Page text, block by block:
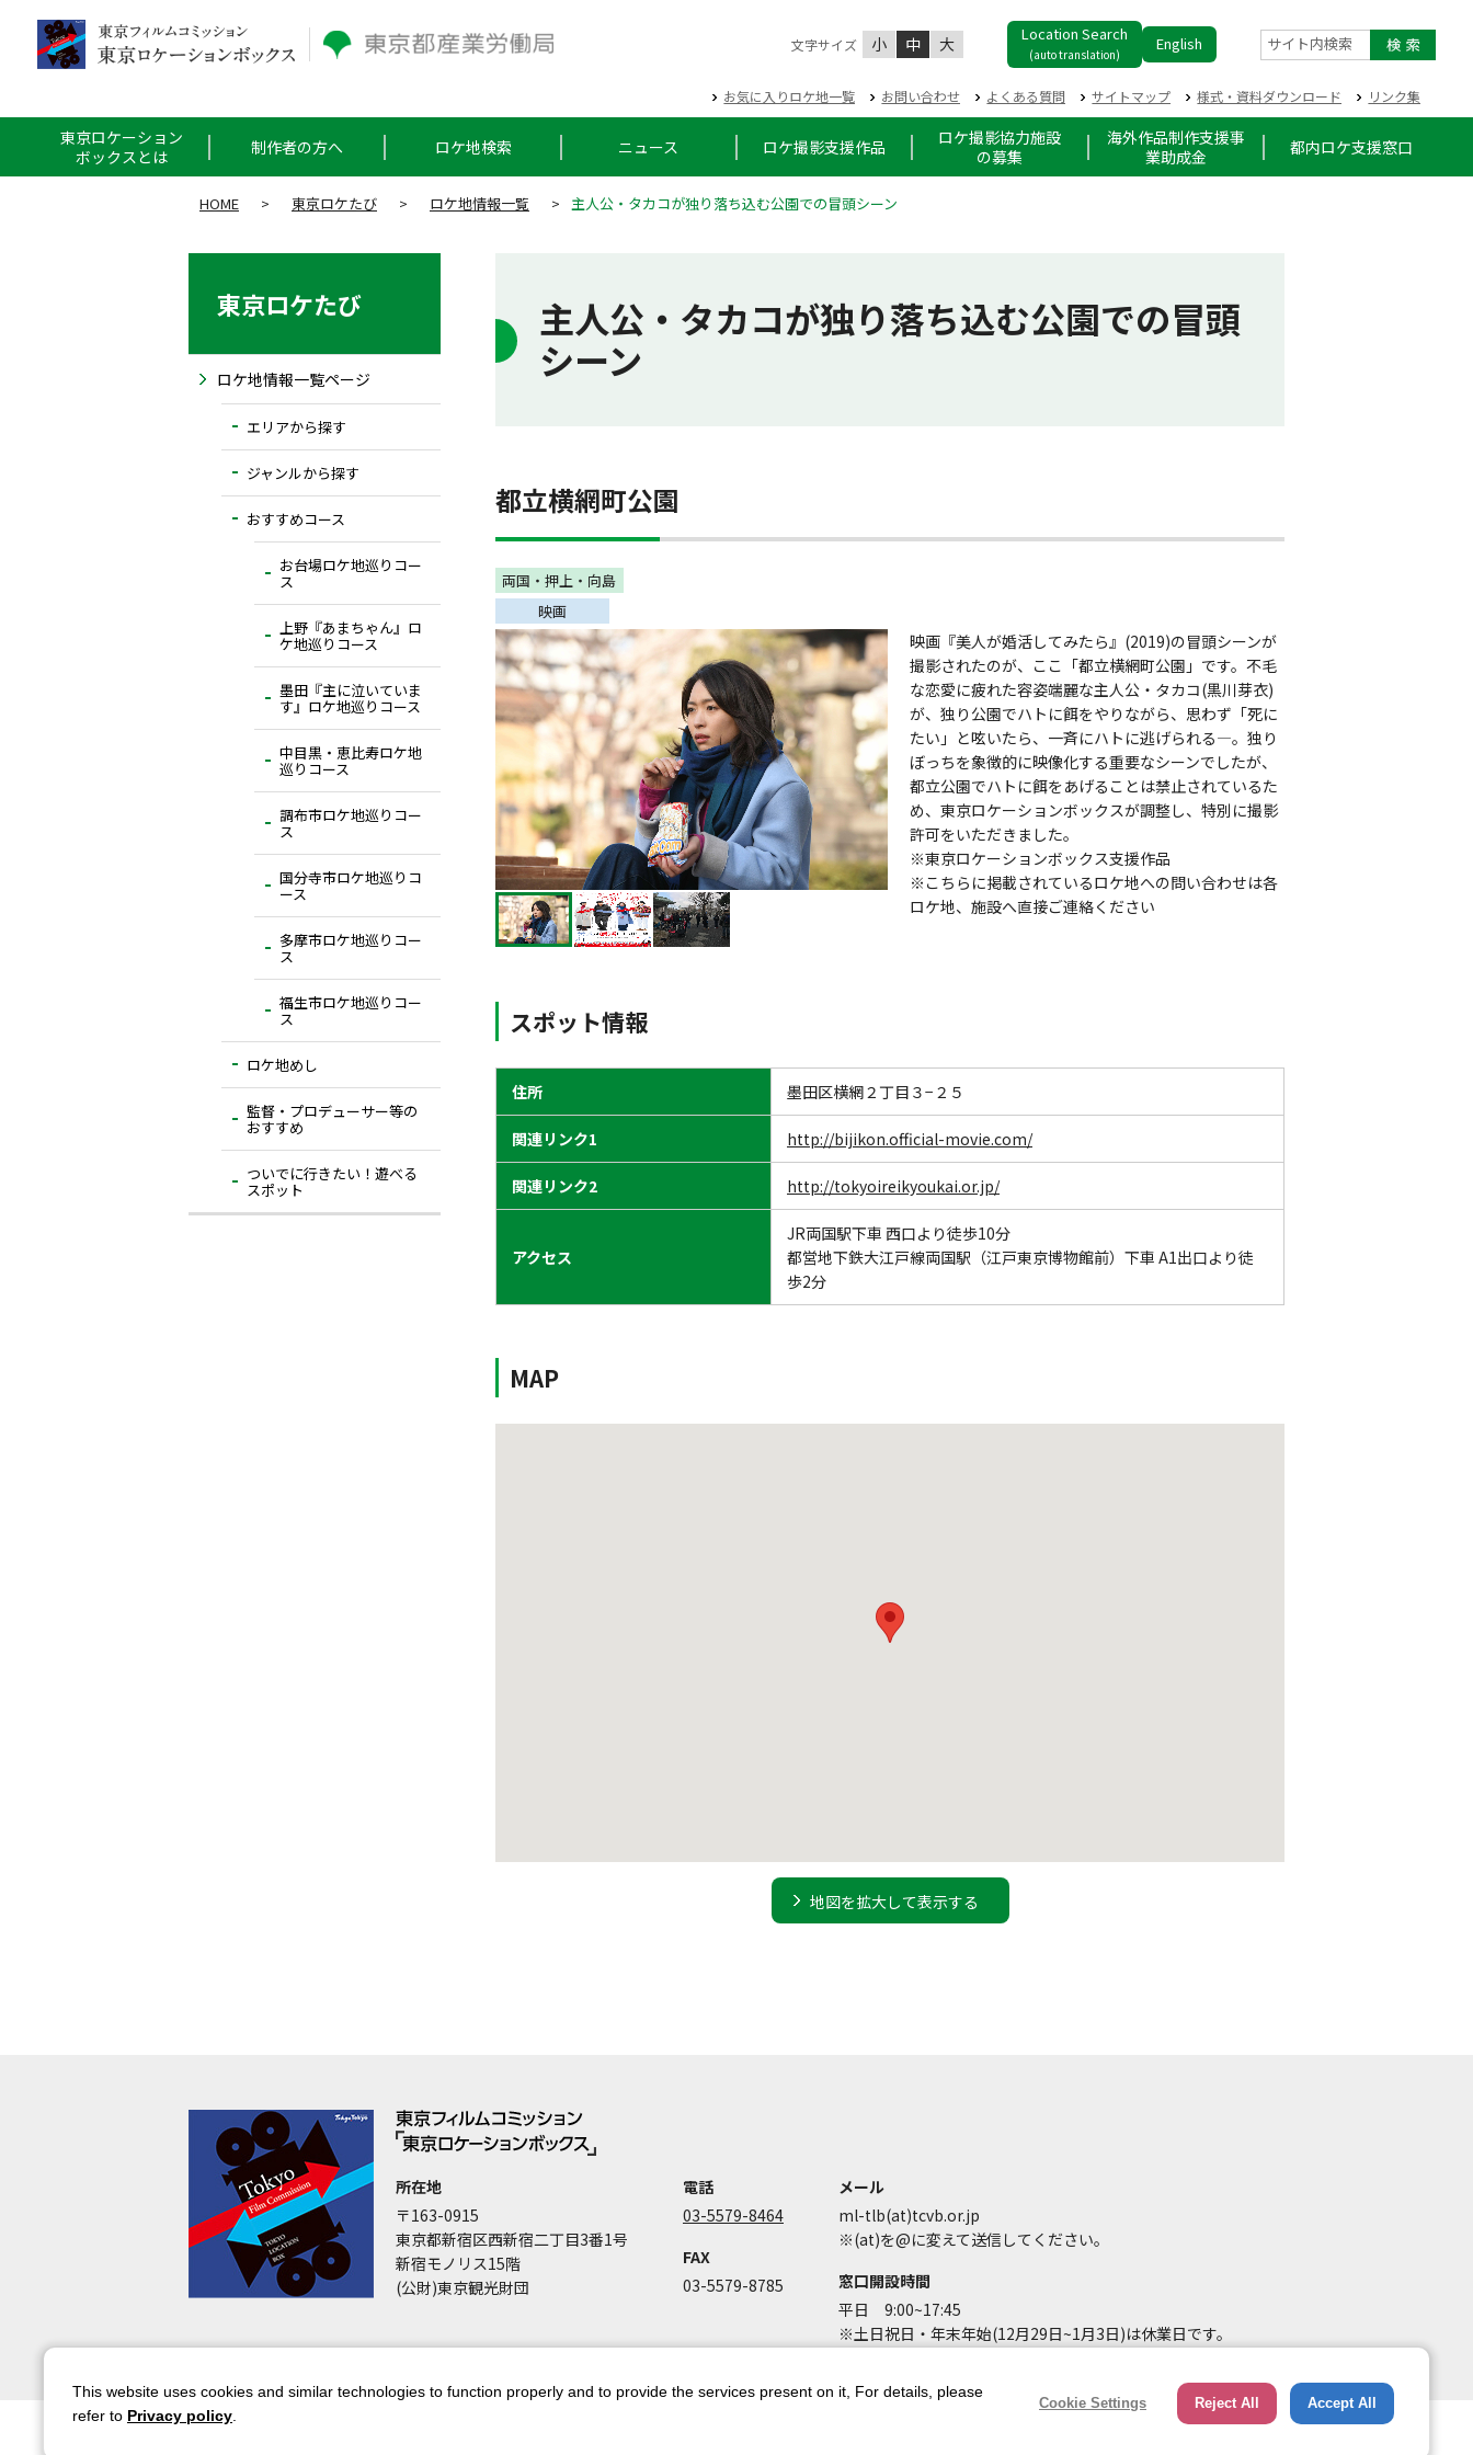
文字サイズ 小 中 大 Location Search
(auto translation)
English サイト内検索
お気に入りロケ地一覧 お問い合わせ よくある質問 サイトマップ 様式・資料ダウンロード リンク集
東京ロケーション
ボックスとは
制作者の方へ ロケ地検索 ニュース ロケ撮影支援作品
ロケ撮影協力施設
の募集
海外作品制作支援事
業助成金
都内ロケ支援窓口
HOME > 東京ロケたび > ロケ地情報一覧 > 主人公・タカコが独り落ち込む公園での冒頭シーン
主人公・タカコが独り落ち込む公園での冒頭
シーン
都立横網町公園
両国・押上・向島
映画
映画『美人が婚活してみたら』(2019)の冒頭シーンが
撮影されたのが、ここ「都立横網町公園」です。不毛
な恋愛に疲れた容姿端麗な主人公・タカコ(黒川芽衣)
が、独り公園でハトに餌をやりながら、思わず「死に
たい」と呟いたら、一斉にハトに逃げられる―。独り
ぼっちを象徴的に映像化する重要なシーンでしたが、
都立公園でハトに餌をあげることは禁止されているた
め、東京ロケーションボックスが調整し、特別に撮影
許可をいただきました。
※東京ロケーションボックス支援作品
※こちらに掲載されているロケ地への問い合わせは各
ロケ地、施設へ直接ご連絡ください
スポット情報
住所 墨田区横網２丁目３−２５
関連リンク1 http://bijikon.official-movie.com/
関連リンク2 http://tokyoireikyoukai.or.jp/
アクセス
JR両国駅下車 西口より徒歩10分
都営地下鉄大江戸線両国駅（江戸東京博物館前）下車 A1出口より徒
歩2分
MAP
地図を拡大して表示する
東京ロケたび
ロケ地情報一覧ページ
エリアから探す
ジャンルから探す
おすすめコース
お台場ロケ地巡りコー
ス
上野『あまちゃん』ロ
ケ地巡りコース
墨田『主に泣いていま
す』ロケ地巡りコース
中目黒・恵比寿ロケ地
巡りコース
調布市ロケ地巡りコー
ス
国分寺市ロケ地巡りコ
ース
多摩市ロケ地巡りコー
ス
福生市ロケ地巡りコー
ス
ロケ地めし
監督・プロデューサー等の
おすすめ
ついでに⾏きたい！遊べる
スポット
所在地
〒163-0915
東京都新宿区西新宿二丁目3番1号
新宿モノリス15階
(公財)東京観光財団
電話
03-5579-8464
FAX
03-5579-8785
メール
ml-tlb(at)tcvb.or.jp
※(at)を@に変えて送信してください。
窓口開設時間
平日 9:00~17:45
※土日祝日・年末年始(12月29日~1月3日)は休業日です。
This website uses cookies and similar technologies to function properly and to provide the services present on it, For details, please
refer to Privacy policy
Cookie Settings Reject All Accept All